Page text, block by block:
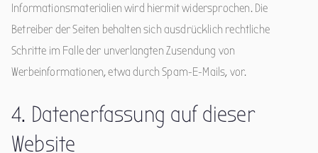
Informationsmaterialien wird hiermit widersprochen. Die
Betreiber der Seiten behalten sich ausdrücklich rechtliche
Schritte im Falle der unverlangten Zusendung von
Werbeinformationen, etwa durch Spam-E-Mails, vor.
4. Datenerfassung auf dieser
Website